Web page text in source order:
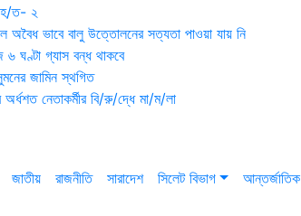
হ/ত- ২
অবৈধ ভাবে বালু উত্তোলনের সত্যতা পাওয়া যায় নি
ঘণ্টা গ্যাস বন্ধ থাকবে
জামিন স্থগিত
অর্ধশত নেতাকর্মীর বি/রু/দ্ধে মা/ম/লা
জাতীয় রাজনীতি সারাদেশ সিলেট বিভাগ আন্তর্জাতিক